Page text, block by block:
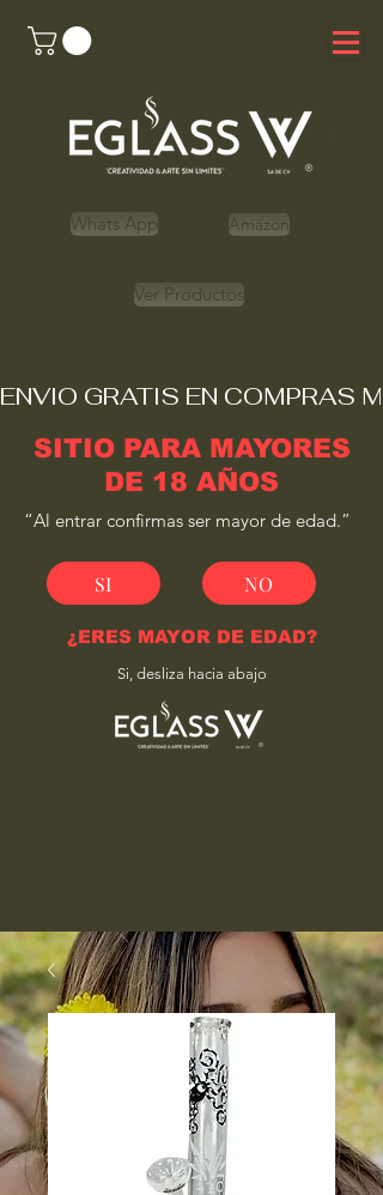
Ver Productos
ENVIO GRATIS EN COMPRAS
SITIO PARA MAYORES
DE 18 AÑOS
“Al entrar confirmas ser mayor de edad.”
SI NO
¿ERES MAYOR DE EDAD?
Si, desliza hacia abajo
Whats App Amazon